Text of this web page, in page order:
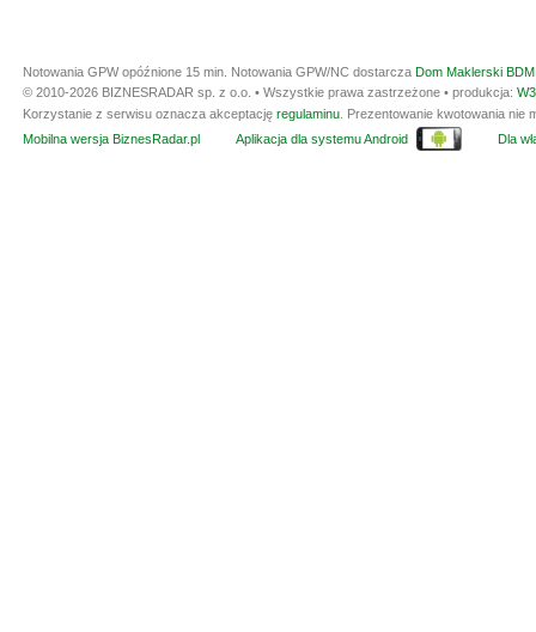
Notowania GPW opóźnione 15 min. Notowania GPW/NC dostarcza Dom Maklerski
© 2010-2026 BIZNESRADAR sp. z o.o. • Wszystkie prawa zastrzeżone • produkcja:
Korzystanie z serwisu oznacza akceptację regulaminu . Prezentowanie kwotowania
Mobilna wersja BiznesRadar.pl
Aplikacja dla systemu Android Dla